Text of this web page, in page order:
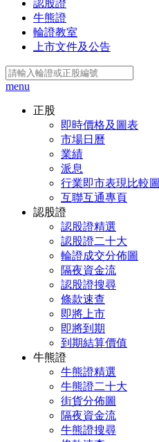
認股證
牛熊證
輪證教室
上市文件及公告
menu
正股
即時價格及圖表
市場日曆
業績
派息
行業即市表現比較圖
互聯互通專頁
認股證
認股證精選
認股證二十大
輪證成交分佈圖
隔夜資金流
認股證搜尋
條款速查
即將上市
即將到期
到期結算價值
牛熊證
牛熊證精選
牛熊證二十大
街貨分佈圖
隔夜資金流
牛熊證搜尋